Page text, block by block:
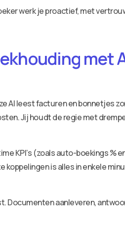
werk je proactief, met
met
AI leest facturen en bonnetjes
Jij houdt de regie met
KPI’s (zoals auto-boekings %
is alles in enkele
Documenten aanleveren,